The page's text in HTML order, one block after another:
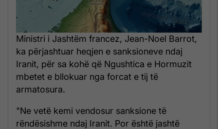
Ministri i Jashtëm francez, Jean-Noel Barrot,
ka përjashtuar heqjen e sanksioneve ndaj
Iranit, për sa kohë që Ngushtica e Hormuzit
mbetet e bllokuar nga forcat e tij të
armatosura.
"Ne vetë kemi vendosur sanksione të
rëndësishme ndaj Iranit. Por është jashtë